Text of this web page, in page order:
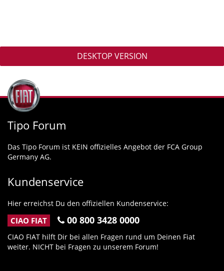
DESKTOP VERSION
Tipo Forum
Das Tipo Forum ist KEIN offizielles Angebot der FCA Group
Germany AG.
Kundenservice
Hier erreichst Du den offiziellen Kundenservice:
CIAO FIAT 00 800 3428 0000
CIAO FIAT hilft Dir bei allen Fragen rund um Deinen Fiat
weiter. NICHT bei Fragen zu unserem Forum!